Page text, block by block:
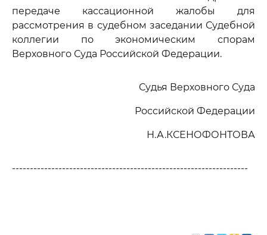
передаче кассационной жалобы для
рассмотрения в судебном заседании Судебной
коллегии по экономическим спорам
Верховного Суда Российской Федерации.
Судья Верховного Суда
Российской Федерации
Н.А.КСЕНОФОНТОВА
------------------------------------------------------------------